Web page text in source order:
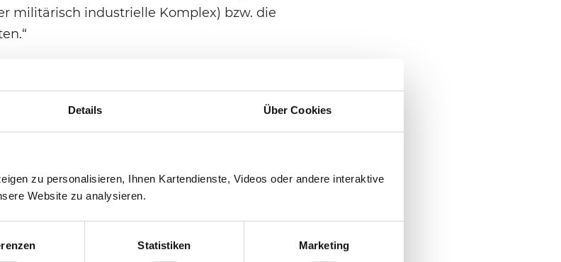
Details Über Cookies
zu personalisieren, Ihnen Kartendienste, Videos oder andere interaktive
Website zu analysieren.
Statistiken Marketing
militärisch industrielle Komplex) bzw. die
langjährige
1963). Seit 2014 habe er sich, wie er auf
Berufung folgend“ zum Ziel gesetzt, die
Zu diesen Themen bietet er
Finanz-Experte,
Buch „Bargeld ade! Scheiden tut weh …
Freiheit bedeuten würde“ publiziert.